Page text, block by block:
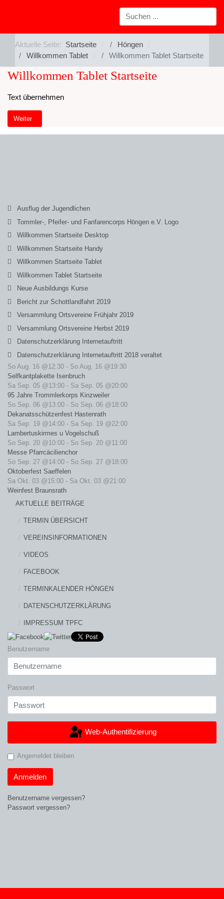
Aktuelle Seite: Startseite
Höngen
Willkommen Tablet
Willkommen Tablet Startseite
Willkommen Tablet Startseite
Text übernehmen
Nächster Beitrag: Willkommen Startseite Tablet
Weiter
Ausflug der Jugendlichen
Tommler-, Pfeifer- und Fanfarencorps Höngen e.V. Logo
Willkommen Startseite Desktop
Willkommen Startseite Handy
Willkommen Startseite Tablet
Willkommen Tablet Startseite
Neue Ausbildungs Kurse
Bericht zur Schottlandfahrt 2019
Versammlung Ortsvereine Frühjahr 2019
Versammlung Ortsvereine Herbst 2019
Datenschutzerklärung Internetauftritt
Datenschutzerklärung Internetauftritt 2018 veraltet
So Aug. 16 @12:30 - So Aug. 16 @19:30
Selfkantplakette Isenbruch
Sa Sep. 05 @13:00 - Sa Sep. 05 @20:00
95 Jahre Trommlerkorps Kinzweiler
So Sep. 06 @13:00 - So Sep. 06 @18:00
Dekanatsschützenfest Hastenrath
Sa Sep. 19 @14:00 - Sa Sep. 19 @22:00
Lambertuskirmes u Vogelschuß
So Sep. 20 @10:00 - So Sep. 20 @11:00
Messe Pfarrcäcilienchor
So Sep. 27 @14:00 - So Sep. 27 @18:00
Oktoberfest Saeffelen
Sa Okt. 03 @15:00 - Sa Okt. 03 @21:00
Weinfest Braunsrath
AKTUELLE BEITRÄGE
TERMIN ÜBERSICHT
VEREINSINFORMATIONEN
VIDEOS
FACEBOOK
TERMINKALENDER HÖNGEN
DATENSCHUTZERKLÄRUNG
IMPRESSUM TPFC
Benutzername
Passwort
Web-Authentifizierung
Angemeldet bleiben
Anmelden
Benutzername vergessen?
Passwort vergessen?